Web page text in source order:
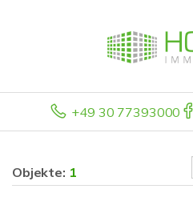
+49 30 77393000
Objekte: 1